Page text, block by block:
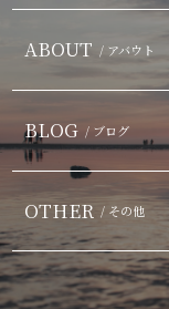
ABOUT / アバウト
BLOG / ブログ
OTHER / その他